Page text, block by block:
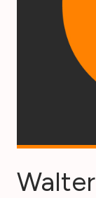
Walter